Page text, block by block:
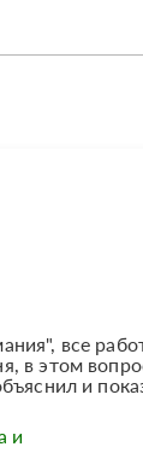
все
в этом
и
и